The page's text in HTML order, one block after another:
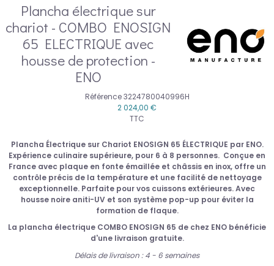
Plancha électrique sur
chariot - COMBO ENOSIGN
65 ELECTRIQUE avec
housse de protection -
ENO
Référence 3224780040996H
2 024,00 €
TTC
Plancha Électrique sur Chariot ENOSIGN 65 ÉLECTRIQUE par ENO.
Expérience culinaire supérieure, pour 6 à 8 personnes. Conçue en
France avec plaque en fonte émaillée et châssis en inox, offre un
contrôle précis de la température et une facilité de nettoyage
exceptionnelle. Parfaite pour vos cuissons extérieures. Avec
housse noire aniti-UV et son système pop-up pour éviter la
formation de flaque.
La plancha électrique COMBO ENOSIGN 65 de chez ENO bénéficie
d'une livraison gratuite.
Délais de livraison : 4 - 6 semaines